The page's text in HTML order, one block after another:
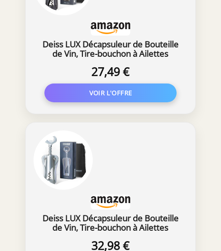
Deiss LUX Décapsuleur de Bouteille
de Vin, Tire-bouchon à Ailettes
Décapsuleur de Bouteille de Vin
avec Décapsuleur de Bouteille de
Bière Intégré - Tire-bouchon
Ergonomique
27,49 €
Deiss LUX Décapsuleur de Bouteille
de Vin, Tire-bouchon à Ailettes
Décapsuleur de Bouteille de Vin
32,98 €